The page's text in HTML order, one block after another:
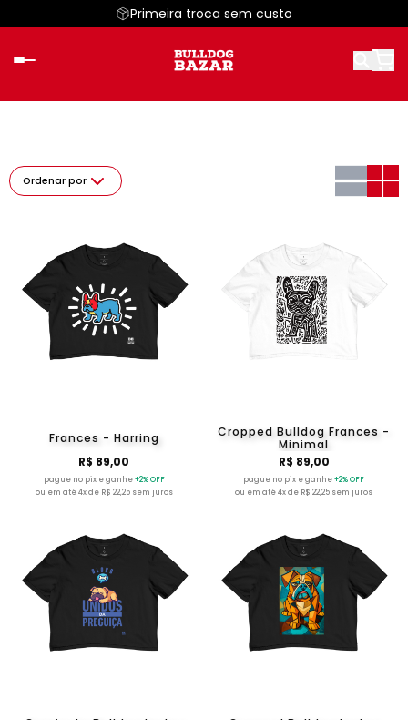
Primeira troca sem custo
Ordenar por
Frances - Harring
R$ 89,00
pague no pix e ganhe+2% OFF
ou em até 4x de R$ 22,25 sem juros
Cropped Bulldog Frances -
Minimal
R$ 89,00
pague no pix e ganhe+2% OFF
ou em até 4x de R$ 22,25 sem juros